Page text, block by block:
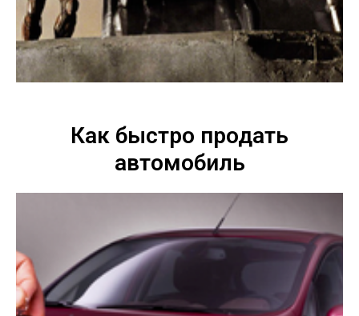
Как быстро продать
автомобиль